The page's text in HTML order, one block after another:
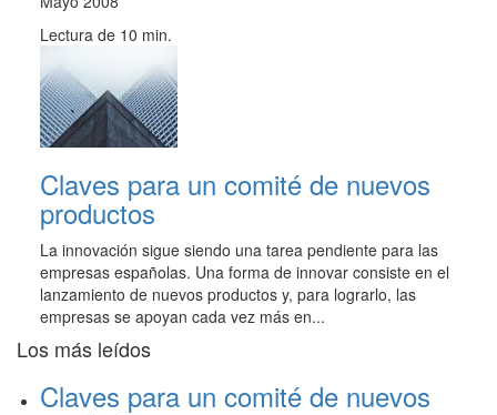
Lectura de 10 min.
Claves para un comité de nuevos
productos
La innovación sigue siendo una tarea pendiente para las
empresas españolas. Una forma de innovar consiste en el
lanzamiento de nuevos productos y, para lograrlo, las
empresas se apoyan cada vez más en...
Los más leídos
Claves para un comité de nuevos